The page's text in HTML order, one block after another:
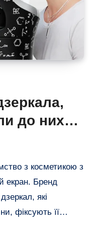
до них
з косметикою з
екран. Бренд
які
фіксують її…